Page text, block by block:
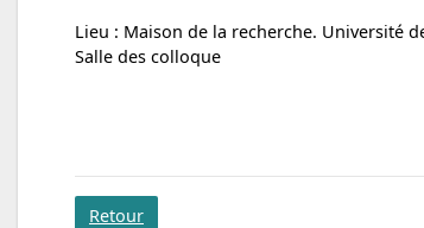
Lieu : Maison de la recherche. Université
Salle des colloque
Retour